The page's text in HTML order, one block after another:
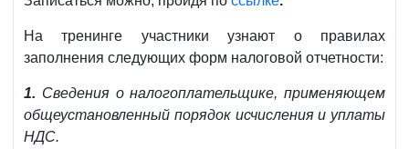
На тренинге участники узнают о правилах
заполнения следующих форм налоговой отчетности:
1. Сведения о налогоплательщике, применяющем
общеустановленный порядок исчисления и уплаты
НДС.